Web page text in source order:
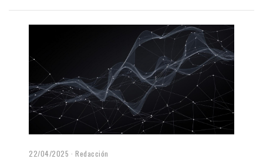
22/04/2025 Redacción